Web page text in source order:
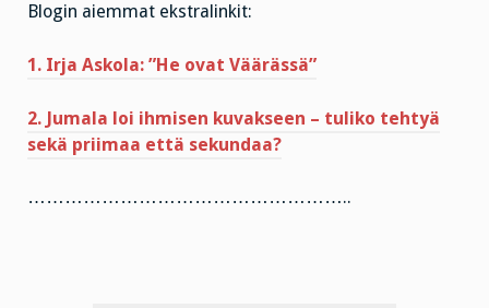
Blogin aiemmat ekstralinkit:
1. Irja Askola: ”He ovat Väärässä”
2. Jumala loi ihmisen kuvakseen – tuliko tehtyä
sekä priimaa että sekundaa?
……………………………………………..